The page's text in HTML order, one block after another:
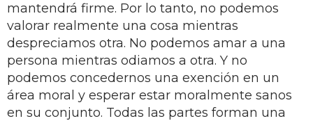
mantendrá firme. Por lo tanto, no podemos
valorar realmente una cosa mientras
despreciamos otra. No podemos amar a una
persona mientras odiamos a otra. Y no
podemos concedernos una exención en un
área moral y esperar estar moralmente sanos
en su conjunto. Todas las partes forman una